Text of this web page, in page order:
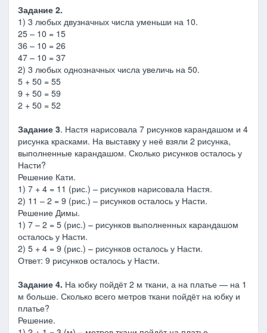
Задание 2.
1) 3 любых двузначных числа уменьши на 10.
25 – 10 = 15
36 – 10 = 26
47 – 10 = 37
2) 3 любых однозначных числа увеличь на 50.
5 + 50 = 55
9 + 50 = 59
2 + 50 = 52
Задание 3. Настя нарисовала 7 рисунков карандашом и 4
рисунка красками. На выставку у неё взяли 2 рисунка,
выполненные карандашом. Сколько рисунков осталось у
Насти?
Решение Кати.
1) 7 + 4 = 11 (рис.) – рисунков нарисовала Настя.
2) 11 – 2 = 9 (рис.) – рисунков осталось у Насти.
Решение Димы.
1) 7 – 2 = 5 (рис.) – рисунков выполненных карандашом
осталось у Насти.
2) 5 + 4 = 9 (рис.) – рисунков осталось у Насти.
Ответ: 9 рисунков осталось у Насти.
Задание 4. На юбку пойдёт 2 м ткани, а на платье — на 1
м больше. Сколько всего метров ткани пойдёт на юбку и
платье?
Решение.